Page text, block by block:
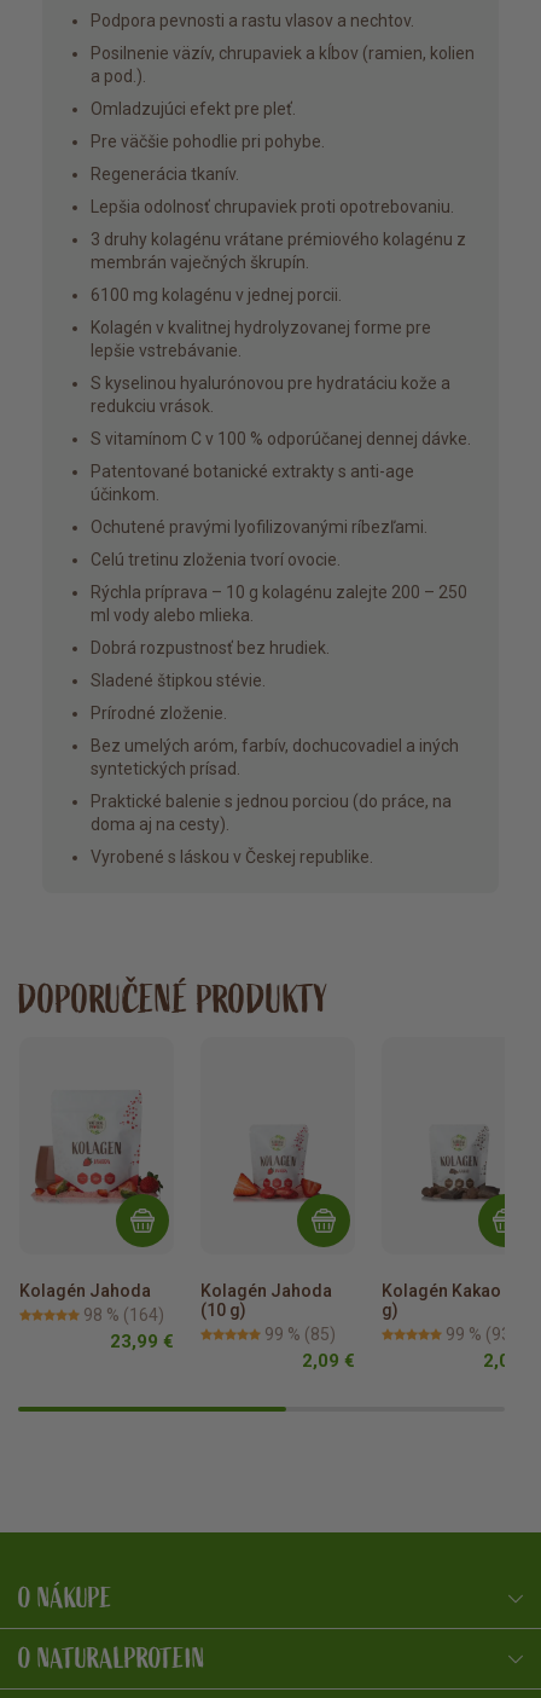
Podpora pevnosti a rastu vlasov a nechtov.
Posilnenie väzív, chrupaviek a kĺbov (ramien, kolien
a pod.).
Omladzujúci efekt pre pleť.
Pre väčšie pohodlie pri pohybe.
Regenerácia tkanív.
Lepšia odolnosť chrupaviek proti opotrebovaniu.
3 druhy kolagénu vrátane prémiového kolagénu z
membrán vaječných škrupín.
6100 mg kolagénu v jednej porcii.
Kolagén v kvalitnej hydrolyzovanej forme pre
lepšie vstrebávanie.
S kyselinou hyalurónovou pre hydratáciu kože a
redukciu vrások.
S vitamínom C v 100 % odporúčanej dennej dávke.
Patentované botanické extrakty s anti-age
účinkom.
Ochutené pravými lyofilizovanými ríbezľami.
Celú tretinu zloženia tvorí ovocie.
Rýchla príprava – 10 g kolagénu zalejte 200 – 250
ml vody alebo mlieka.
Dobrá rozpustnosť bez hrudiek.
Sladené štipkou stévie.
Prírodné zloženie.
Bez umelých aróm, farbív, dochucovadiel a iných
syntetických prísad.
Praktické balenie s jednou porciou (do práce, na
doma aj na cesty).
Vyrobené s láskou v Českej republike.
DOPORUČENÉ PRODUKTY
Kolagén Jahoda
98 % (164)
23,99 €
Kolagén Jahoda
(10 g)
99 % (85)
2,09 €
Kolagén Kakao (10
g)
99 % (93)
2,09 €
O NÁKUPE
O NATURALPROTEIN
NaturalProtein Poradca